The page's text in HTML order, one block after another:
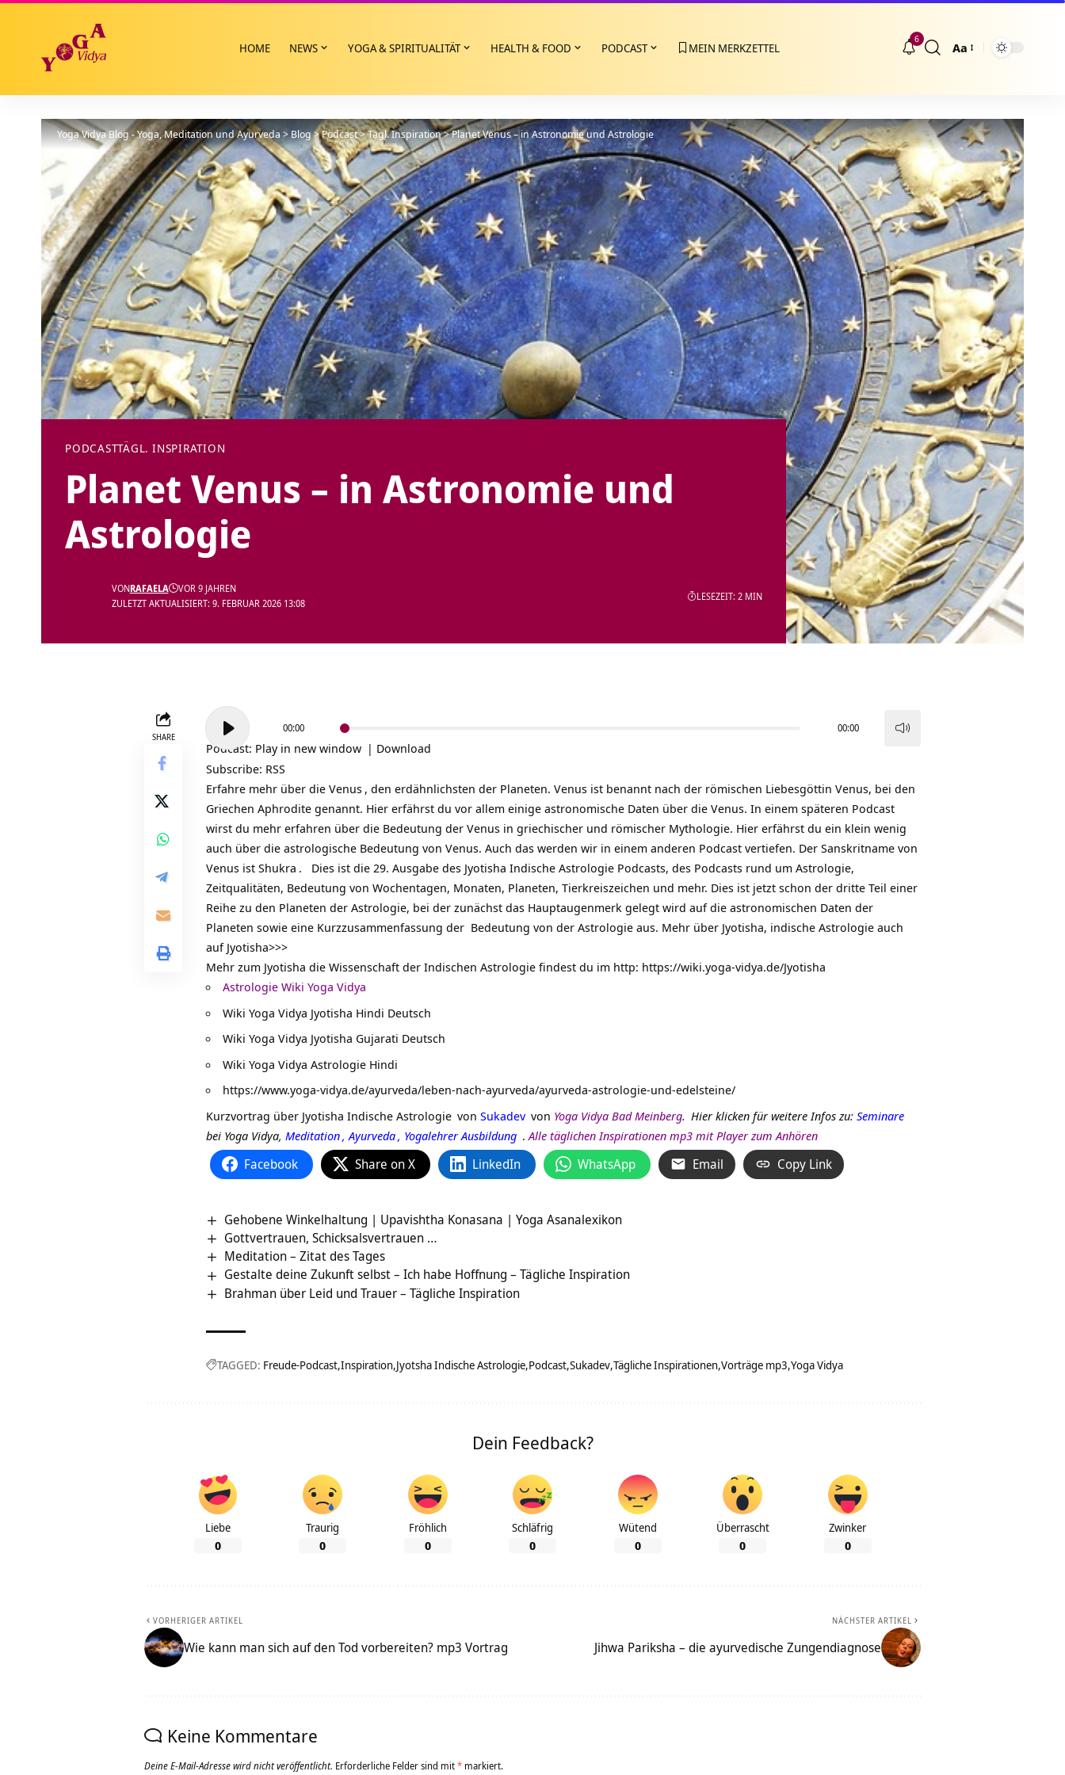
HOME NEWS YOGA & SPIRITUALITÄT HEALTH & FOOD PODCAST MEIN MERKZETTEL
6
Größenänderung
Aa
Yoga Vidya Blog - Yoga, Meditation und Ayurveda>Blog>Podcast>Tägl. Inspiration>Planet Venus – in Astronomie und Astrologie
PODCASTTÄGL. INSPIRATION
Planet Venus – in Astronomie und
Astrologie
ZULETZT AKTUALISIERT: 9. FEBRUAR 2026 13:08
VONRAFAELA VOR 9 JAHREN
LESEZEIT: 2 MIN
SHARE
Audio-
Player
00:00 00:00
Podcast: Play in new window | Download
Subscribe: RSS
Erfahre mehr über die Venus , den erdähnlichsten der Planeten. Venus ist benannt nach der römischen Liebesgöttin Venus, bei den
Griechen Aphrodite genannt. Hier erfährst du vor allem einige astronomische Daten über die Venus. In einem späteren Podcast
wirst du mehr erfahren über die Bedeutung der Venus in griechischer und römischer Mythologie. Hier erfährst du ein klein wenig
auch über die astrologische Bedeutung von Venus. Auch das werden wir in einem anderen Podcast vertiefen. Der Sanskritname von
Venus ist Shukra . Dies ist die 29. Ausgabe des Jyotisha Indische Astrologie Podcasts, des Podcasts rund um Astrologie,
Zeitqualitäten, Bedeutung von Wochentagen, Monaten, Planeten, Tierkreiszeichen und mehr. Dies ist jetzt schon der dritte Teil einer
Reihe zu den Planeten der Astrologie, bei der zunächst das Hauptaugenmerk gelegt wird auf die astronomischen Daten der
Planeten sowie eine Kurzzusammenfassung der Bedeutung von der Astrologie aus. Mehr über Jyotisha, indische Astrologie auch
auf Jyotisha>>>
Mehr zum Jyotisha die Wissenschaft der Indischen Astrologie findest du im http: https://wiki.yoga-vidya.de/Jyotisha
Astrologie Wiki Yoga Vidya
Wiki Yoga Vidya Jyotisha Hindi Deutsch
Wiki Yoga Vidya Jyotisha Gujarati Deutsch
Wiki Yoga Vidya Astrologie Hindi
https://www.yoga-vidya.de/ayurveda/leben-nach-ayurveda/ayurveda-astrologie-und-edelsteine/
Kurzvortrag über Jyotisha Indische Astrologie von Sukadev von Yoga Vidya Bad Meinberg. Hier klicken für weitere Infos zu: Seminare
bei Yoga Vidya, Meditation, Ayurveda, Yogalehrer Ausbildung . Alle täglichen Inspirationen mp3 mit Player zum Anhören
Facebook Share on X LinkedIn WhatsApp Email Copy Link
Gehobene Winkelhaltung | Upavishtha Konasana | Yoga Asanalexikon
Gottvertrauen, Schicksalsvertrauen …
Meditation – Zitat des Tages
Gestalte deine Zukunft selbst – Ich habe Hoffnung – Tägliche Inspiration
Brahman über Leid und Trauer – Tägliche Inspiration
TAGGED: Freude-Podcast Inspiration Jyotsha Indische Astrologie Podcast Sukadev Tägliche Inspirationen Vorträge mp3 Yoga Vidya
Dein Feedback?
Liebe
0
Traurig
0
Fröhlich
0
Schläfrig
0
Wütend
0
Überrascht
0
Zwinker
0
VORHERIGER ARTIKEL
Wie kann man sich auf den Tod vorbereiten? mp3 Vortrag
NÄCHSTER ARTIKEL
Jihwa Pariksha – die ayurvedische Zungendiagnose
Keine Kommentare
Deine E-Mail-Adresse wird nicht veröffentlicht. Erforderliche Felder sind mit* markiert.